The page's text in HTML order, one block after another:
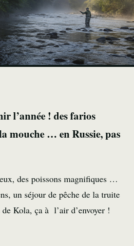
l’année ! des farios
mouche … en Russie, pas
des poissons magnifiques …
un séjour de pêche de la truite
Kola, ça à l’air d’envoyer !